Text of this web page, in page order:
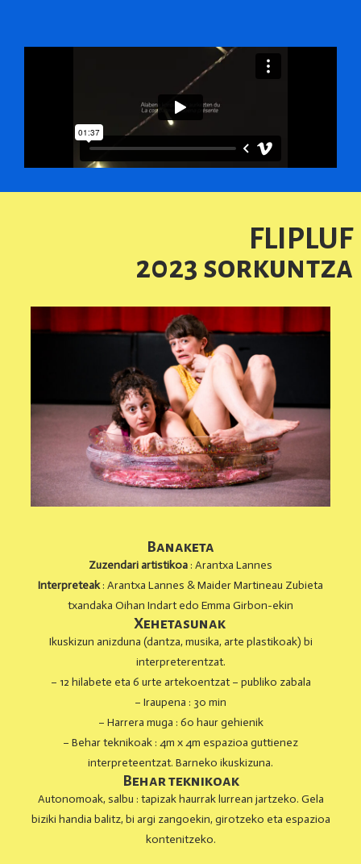
FLIPLUF
2023 sorkuntza
Banaketa
Zuzendari artistikoa : Arantxa Lannes
Interpreteak: Arantxa Lannes & Maider Martineau Zubieta
txandaka Oihan Indart edo Emma Girbon-ekin
Xehetasunak
Ikuskizun anizduna (dantza, musika, arte plastikoak) bi
interpreterentzat.
– 12 hilabete eta 6 urte artekoentzat – publiko zabala
– Iraupena : 30 min
– Harrera muga : 60 haur gehienik
– Behar teknikoak : 4m x 4m espazioa guttienez
interpreteentzat. Barneko ikuskizuna.
Behar teknikoak
Autonomoak, salbu : tapizak haurrak lurrean jartzeko. Gela
biziki handia balitz, bi argi zangoekin, girotzeko eta espazioa
kontenitzeko.